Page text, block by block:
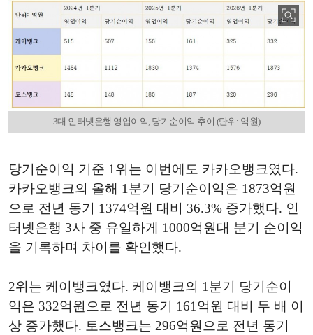
3대 인터넷은행 영업이익, 당기순이익 추이 (단위: 억원)
당기순이익 기준 1위는 이번에도 카카오뱅크였다.
카카오뱅크의 올해 1분기 당기순이익은 1873억원
으로 전년 동기 1374억원 대비 36.3% 증가했다. 인
터넷은행 3사 중 유일하게 1000억원대 분기 순이익
을 기록하며 차이를 확인했다.
2위는 케이뱅크였다. 케이뱅크의 1분기 당기순이
익은 332억원으로 전년 동기 161억원 대비 두 배 이
상 증가했다. 토스뱅크는 296억원으로 전년 동기